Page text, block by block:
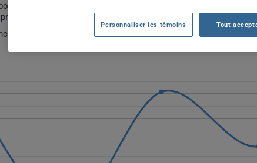
l'Audi R8 fluctuent fortement, passant de 4249 $ à 1609 $
des variations dans les profils de conducteurs et
pour votre véhicule AUDI R8, il est plus important que
Personnaliser les témoins Tout